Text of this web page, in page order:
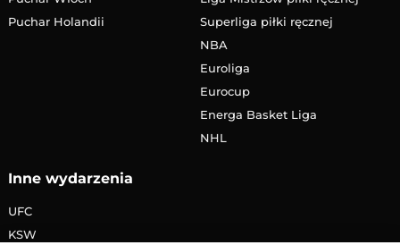
Puchar Holandii
Superliga piłki ręcznej
NBA
Euroliga
Eurocup
Energa Basket Liga
NHL
Inne wydarzenia
UFC
KSW